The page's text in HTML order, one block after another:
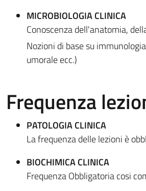
MICROBIOLOGIA CLINICA
Conoscenza dell'anatomia,
Nozioni di base su
umorale ecc.)
Frequenza
PATOLOGIA CLINICA
La frequenza delle lezioni è
BIOCHIMICA CLINICA
Frequenza Obbligatoria cosi